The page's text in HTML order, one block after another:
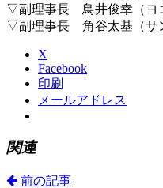
▽副理事長 鳥井俊幸（ヨ
▽副理事長 角谷太基（サ
X
Facebook
印刷
メールアドレス
関連
前の記事